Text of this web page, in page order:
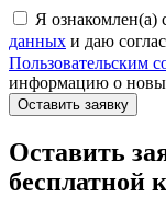
Я ознакомлен(а)
данных и даю
Пользовательским
информацию о
Оставить заявку
Оставить
бесплатной